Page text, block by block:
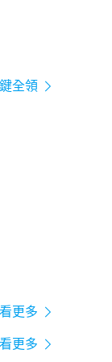
全領
看更多
看更多